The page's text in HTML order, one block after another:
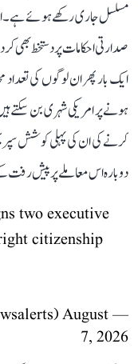
صدارتی احکامات پر دستخط بھی
ایک بار پھر ان لوگوں کی
ہونے پر امریکی شہری بن سکتے
کرنے کی ان کی پہلی کوشش
دوبارہ اس معاملے پر پیش رفت
two executive
citizenship
— All India Radio News (@airnewsalerts)
August
7, 2026